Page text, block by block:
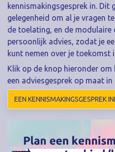
kennismakingsgesprek in. Dit
gelegenheid om al je vragen
de toelating, en de modulaire
persoonlijk advies, zodat je
kunt nemen over je toekomst
Klik op de knop hieronder
een adviesgesprek op maat in
EEN KENNISMAKINGSGESPREK